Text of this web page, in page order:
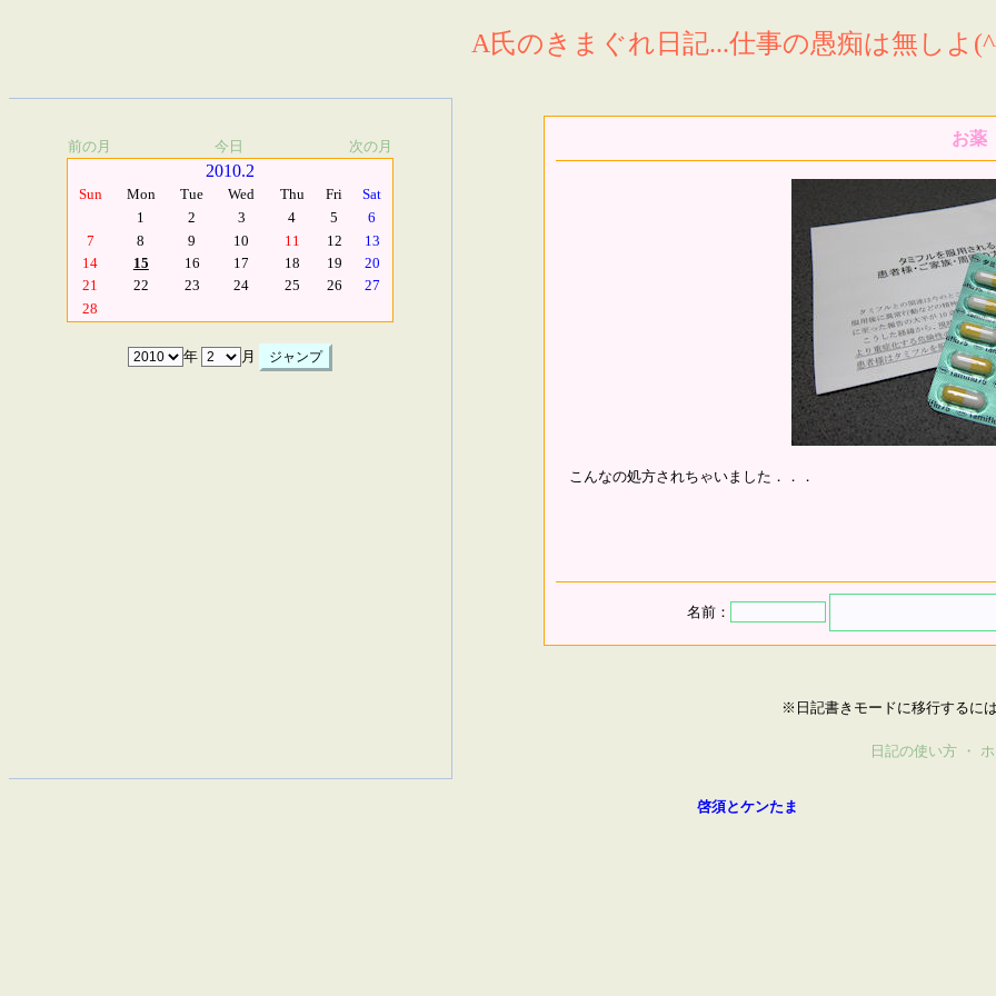
A氏のきまぐれ日記...仕事の愚痴は無しよ
前の月 今日 次の月
2010.2
Sun Mon Tue Wed Thu Fri
Sat
1
2 3 4 5
6
7
8 9 10 11 12
13
14
15 16 17 18 19
20
21
22 23 24 25 26
27
28
年 月
お薬
こんなの処方されちゃいました．．．
名前：
※日記書きモードに移行するに
日記の使い方 ・
啓須とケンたま